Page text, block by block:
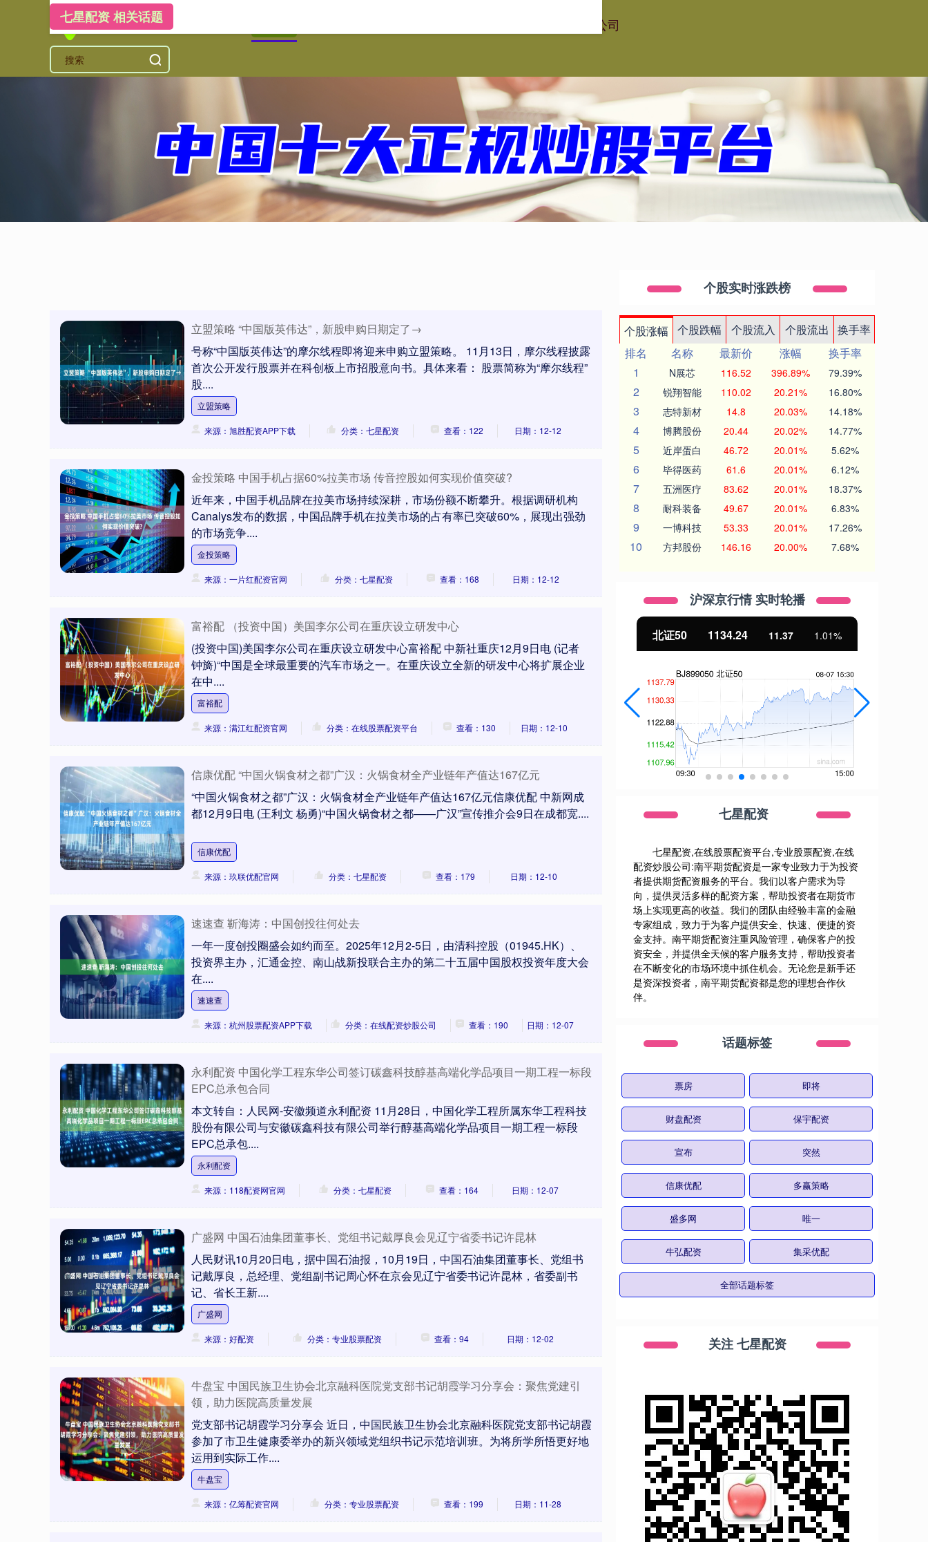
在线配资炒股公司
七星配资 相关话题
立盟策略 “中国版英伟达”，新股申购日期定了→
号称“中国版英伟达”的摩尔线程即将迎来申购立盟策略。 11月13日，摩尔线程披露
首次公开发行股票并在科创板上市招股意向书。具体来看： 股票简称为“摩尔线程”
股....
立盟策略
来源：旭胜配资APP下载 分类：七星配资 查看：122 日期：12-12
金投策略 中国手机占据60%拉美市场 传音控股如何实现价值突破?
近年来，中国手机品牌在拉美市场持续深耕，市场份额不断攀升。根据调研机构
Canalys发布的数据，中国品牌手机在拉美市场的占有率已突破60%，展现出强劲
的市场竞争....
金投策略
来源：一片红配资官网 分类：七星配资 查看：168 日期：12-12
富裕配 （投资中国）美国李尔公司在重庆设立研发中心
(投资中国)美国李尔公司在重庆设立研发中心富裕配 中新社重庆12月9日电 (记者
钟旖)“中国是全球最重要的汽车市场之一。在重庆设立全新的研发中心将扩展企业
在中....
富裕配
来源：满江红配资官网 分类：在线股票配资平台 查看：130 日期：12-10
信康优配 “中国火锅食材之都”广汉：火锅食材全产业链年产值达167亿元
“中国火锅食材之都”广汉：火锅食材全产业链年产值达167亿元信康优配 中新网成
都12月9日电 (王利文 杨勇)“中国火锅食材之都——广汉”宣传推介会9日在成都宽....
信康优配
来源：玖联优配官网 分类：七星配资 查看：179 日期：12-10
速速查 靳海涛：中国创投往何处去
一年一度创投圈盛会如约而至。2025年12月2-5日，由清科控股（01945.HK）、
投资界主办，汇通金控、南山战新投联合主办的第二十五届中国股权投资年度大会
在....
速速查
来源：杭州股票配资APP下载 分类：在线配资炒股公司 查看：190 日期：12-07
永利配资 中国化学工程东华公司签订碳鑫科技醇基高端化学品项目一期工程一标段
EPC总承包合同
本文转自：人民网-安徽频道永利配资 11月28日，中国化学工程所属东华工程科技
股份有限公司与安徽碳鑫科技有限公司举行醇基高端化学品项目一期工程一标段
EPC总承包....
永利配资
来源：118配资网官网 分类：七星配资 查看：164 日期：12-07
广盛网 中国石油集团董事长、党组书记戴厚良会见辽宁省委书记许昆林
人民财讯10月20日电，据中国石油报，10月19日，中国石油集团董事长、党组书
记戴厚良，总经理、党组副书记周心怀在京会见辽宁省委书记许昆林，省委副书
记、省长王新....
广盛网
来源：好配资 分类：专业股票配资 查看：94 日期：12-02
牛盘宝 中国民族卫生协会北京融科医院党支部书记胡霞学习分享会：聚焦党建引
领，助力医院高质量发展
党支部书记胡霞学习分享会 近日，中国民族卫生协会北京融科医院党支部书记胡霞
参加了市卫生健康委举办的新兴领域党组织书记示范培训班。为将所学所悟更好地
运用到实际工作....
牛盘宝
来源：亿筹配资官网 分类：专业股票配资 查看：199 日期：11-28
个股实时涨跌榜
个股涨幅 个股跌幅 个股流入 个股流出
换手率
排名
名称 最新价 涨幅
换手率
1
N展芯 116.52 396.89% 79.39%
2 锐翔智能 110.02 20.21% 16.80%
3 志特新材 14.8 20.03% 14.18%
4 博腾股份 20.44 20.02% 14.77%
5 近岸蛋白 46.72 20.01% 5.62%
6 毕得医药 61.6 20.01% 6.12%
7 五洲医疗 83.62 20.01% 18.37%
8 耐科装备 49.67 20.01% 6.83%
9 一博科技 53.33 20.01% 17.26%
10 方邦股份 146.16 20.00% 7.68%
沪深京行情 实时轮播
深证成指 14311.01 200.89 1.42% 沪深300 4694.44 北证50 1134.24 11.37 1.01%
七星配资
七星配资,在线股票配资平台,专业股票配资,在线
配资炒股公司:南平期货配资是一家专业致力于为投资
者提供期货配资服务的平台。我们以客户需求为导
向，提供灵活多样的配资方案，帮助投资者在期货市
场上实现更高的收益。我们的团队由经验丰富的金融
专家组成，致力于为客户提供安全、快速、便捷的资
金支持。南平期货配资注重风险管理，确保客户的投
资安全，并提供全天候的客户服务支持，帮助投资者
在不断变化的市场环境中抓住机会。无论您是新手还
是资深投资者，南平期货配资都是您的理想合作伙
伴。
话题标签
票房 即将
财盘配资 保宇配资
宣布 突然
信康优配 多赢策略
盛多网 唯一
牛弘配资 集采优配
全部话题标签
关注 七星配资